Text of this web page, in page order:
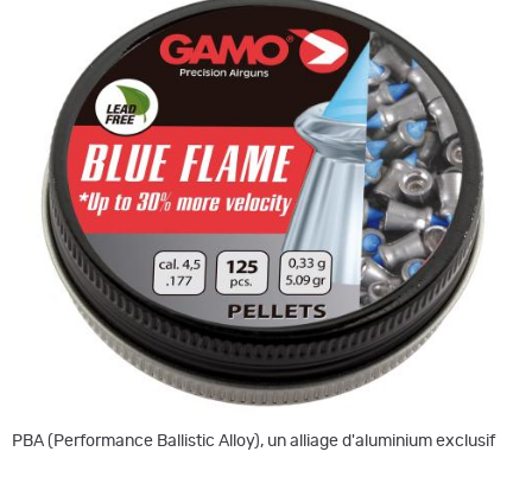
PBA (Performance Ballistic Alloy), un alliage d'aluminium exclusif